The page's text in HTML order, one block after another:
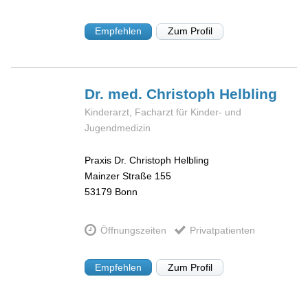
Empfehlen Zum Profil
Dr. med. Christoph Helbling
Kinderarzt, Facharzt für Kinder- und
Jugendmedizin
Praxis Dr. Christoph Helbling
Mainzer Straße 155
53179 Bonn
Öffnungszeiten Privatpatienten
Empfehlen Zum Profil